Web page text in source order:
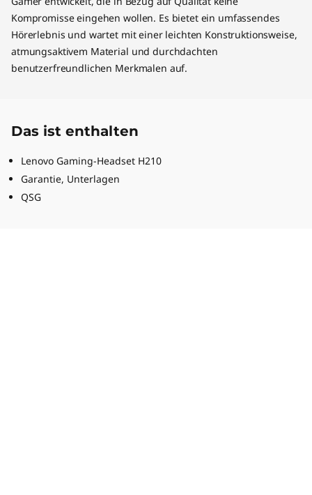
Kompromisse eingehen wollen. Es bietet ein umfassendes
Hörerlebnis und wartet mit einer leichten Konstruktionsweise,
atmungsaktivem Material und durchdachten
benutzerfreundlichen Merkmalen auf.
Das ist enthalten
Lenovo Gaming-Headset H210
Garantie, Unterlagen
QSG